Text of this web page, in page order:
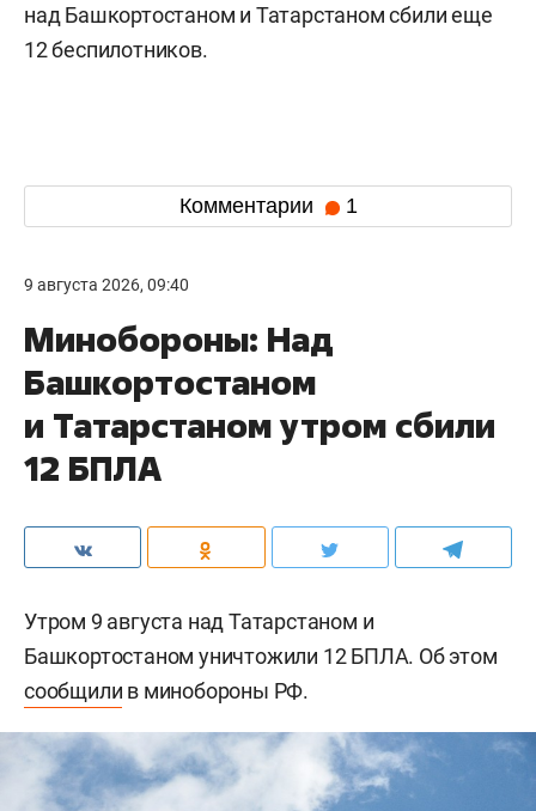
над Башкортостаном и Татарстаном сбили еще
12 беспилотников.
Комментарии 1
9 августа 2026, 09:40
Минобороны: Над
Башкортостаном
и Татарстаном утром сбили
12 БПЛА
Утром 9 августа над Татарстаном и
Башкортостаном уничтожили 12 БПЛА. Об этом
сообщили в минобороны РФ.